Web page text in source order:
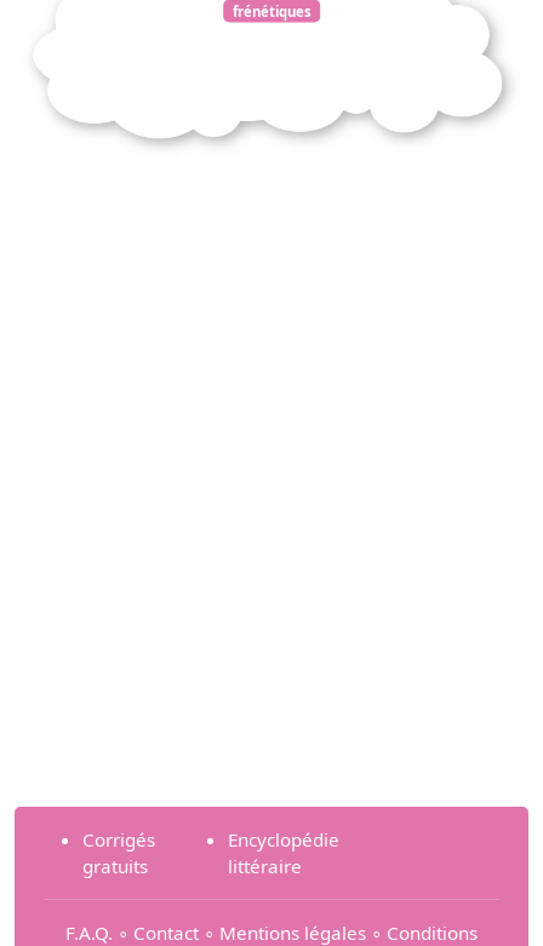
frénétiques
Corrigés
gratuits
Encyclopédie
littéraire
F.A.Q. ∘ Contact ∘ Mentions légales ∘ Conditions